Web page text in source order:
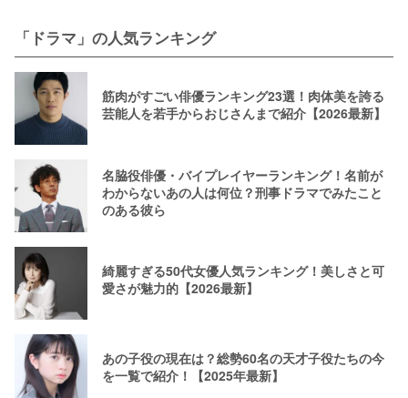
「ドラマ」の人気ランキング
筋肉がすごい俳優ランキング23選！肉体美を誇る
芸能人を若手からおじさんまで紹介【2026最新】
名脇役俳優・バイプレイヤーランキング！名前が
わからないあの人は何位？刑事ドラマでみたこと
のある彼ら
綺麗すぎる50代女優人気ランキング！美しさと可
愛さが魅力的【2026最新】
あの子役の現在は？総勢60名の天才子役たちの今
を一覧で紹介！【2025年最新】